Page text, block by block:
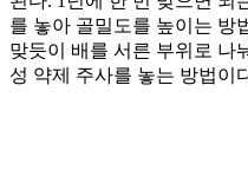
를 놓아 골밀도를 높이는 방
맞듯이 배를 서른 부위로 나
성 약제 주사를 놓는 방법이